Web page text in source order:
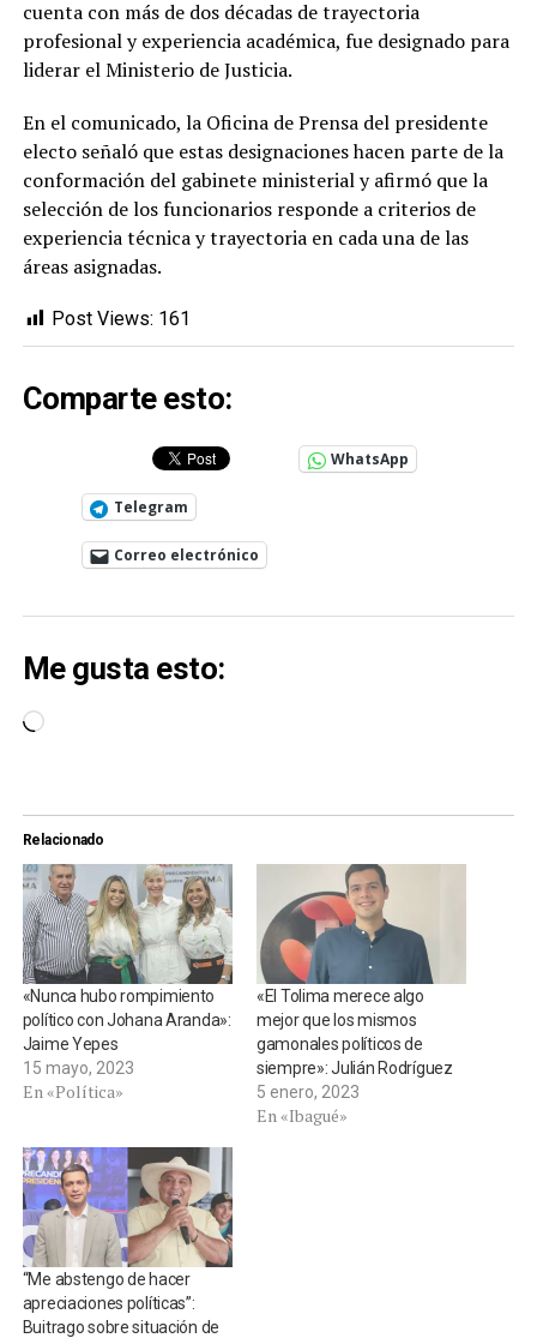
cuenta con más de dos décadas de trayectoria
profesional y experiencia académica, fue designado para
liderar el Ministerio de Justicia.
En el comunicado, la Oficina de Prensa del presidente
electo señaló que estas designaciones hacen parte de la
conformación del gabinete ministerial y afirmó que la
selección de los funcionarios responde a criterios de
experiencia técnica y trayectoria en cada una de las
áreas asignadas.
Post Views: 161
Comparte esto:
WhatsApp
Telegram
Correo electrónico
Me gusta esto:
Cargando...
Relacionado
«Nunca hubo rompimiento
político con Johana Aranda»:
Jaime Yepes
15 mayo, 2023
En «Política»
«El Tolima merece algo
mejor que los mismos
gamonales políticos de
siempre»: Julián Rodríguez
5 enero, 2023
En «Ibagué»
“Me abstengo de hacer
apreciaciones políticas”:
Buitrago sobre situación de